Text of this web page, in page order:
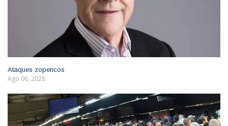
Ataques zopencos
Ago 06, 2026